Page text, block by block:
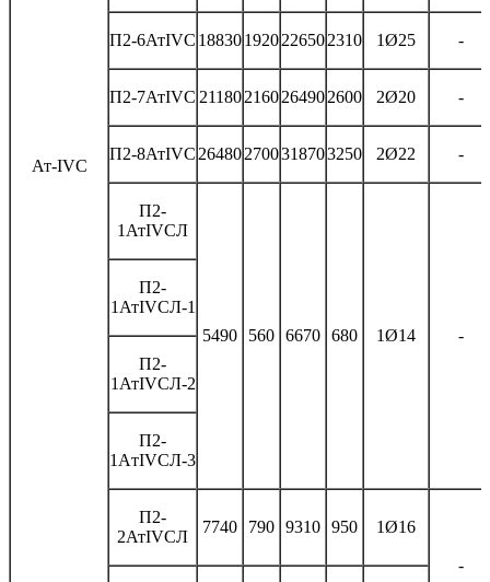
Ат-IVС
П2-6АтIVС 188301920226502310 1Ø25 -
П2-7АтIVС 21180 2160264902600 2Ø20 -
П2-8АтIVС 264802700318703250 2Ø22 -
П2-
1АтIVСЛ
5490 560 6670 680 1Ø14 -
П2-
1АтIVСЛ-1
П2-
1АтIVСЛ-2
П2-
1AтIVСЛ-3
П2-
2АтIVСЛ
7740 790 9310 950 1Ø16
-